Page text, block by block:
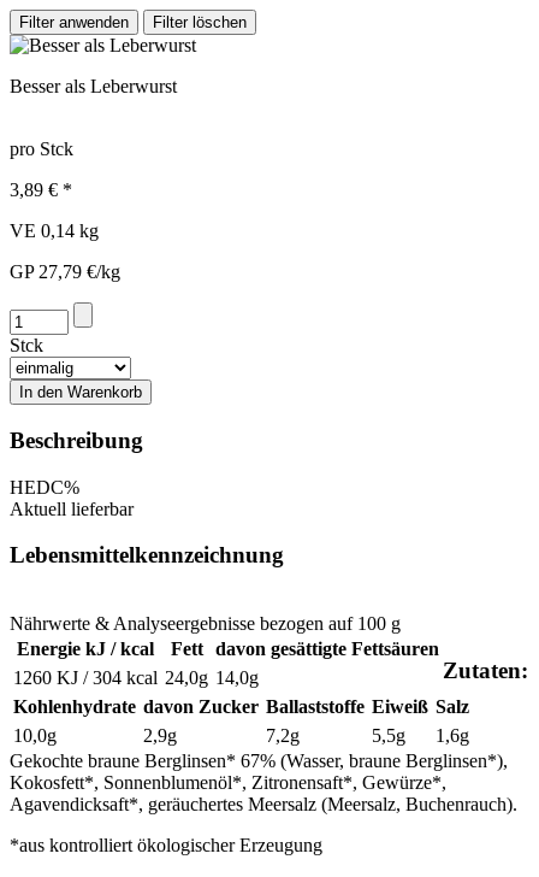
Besser als Leberwurst
pro Stck
3,89 € *
VE 0,14 kg
GP 27,79 €/kg
Stck
Beschreibung
HEDC%
Aktuell lieferbar
Lebensmittelkennzeichnung
Nährwerte & Analyseergebnisse bezogen auf 100 g
Energie kJ / kcal
1260 KJ / 304 kcal
Fett
24,0g
davon gesättigte Fettsäuren
14,0g
Kohlenhydrate
10,0g
davon Zucker
2,9g
Ballaststoffe
7,2g
Eiweiß
5,5g
Salz
1,6g
Zutaten:
Gekochte braune Berglinsen* 67% (Wasser, braune Berglinsen*),
Kokosfett*, Sonnenblumenöl*, Zitronensaft*, Gewürze*,
Agavendicksaft*, geräuchertes Meersalz (Meersalz, Buchenrauch).
*aus kontrolliert ökologischer Erzeugung